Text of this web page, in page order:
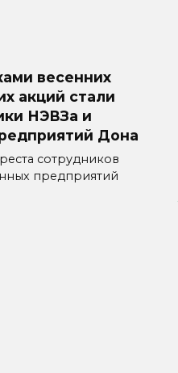
весенних
акций стали
НЭВЗа и
Дона
сотрудников
предприятий